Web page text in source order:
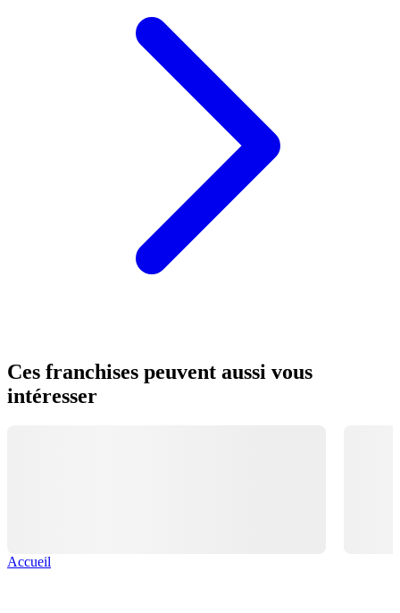
Ces franchises peuvent aussi vous
intéresser
Accueil